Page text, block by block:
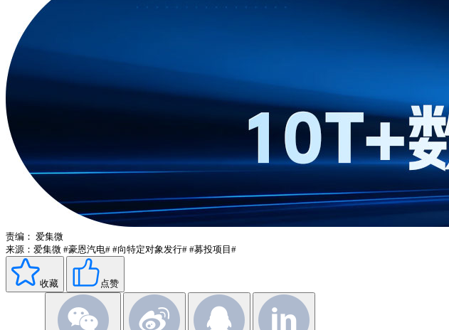
责编： 爱集微
来源：爱集微 #豪恩汽电# #向特定对象发行# #募投项目#
收藏 点赞